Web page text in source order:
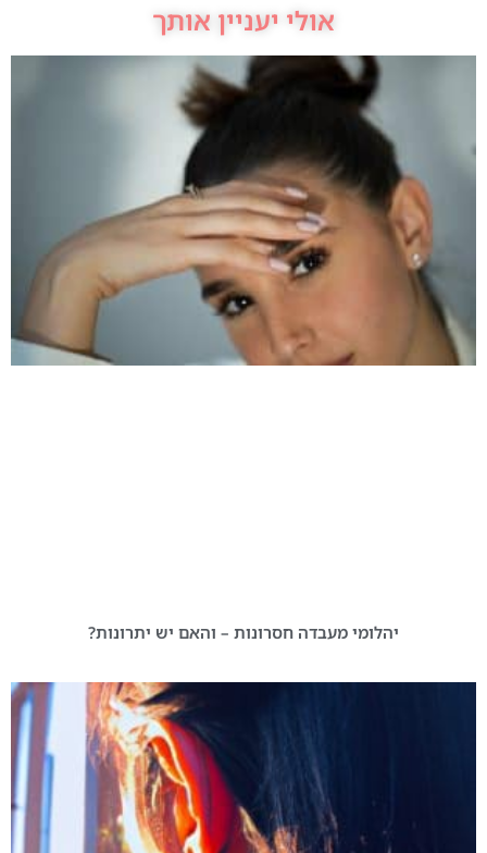
אולי יעניין אותך
יהלומי מעבדה חסרונות – והאם יש יתרונות?